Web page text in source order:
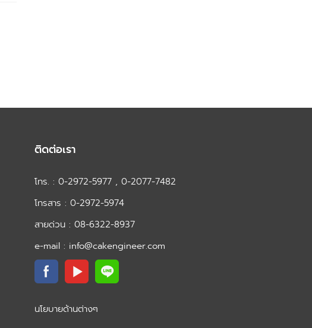
ติดต่อเรา
โทร. : 0-2972-5977 , 0-2077-7482
โทรสาร : 0-2972-5974
สายด่วน : 08-6322-8937
e-mail : info@cakengineer.com
นโยบายด้านต่างๆ